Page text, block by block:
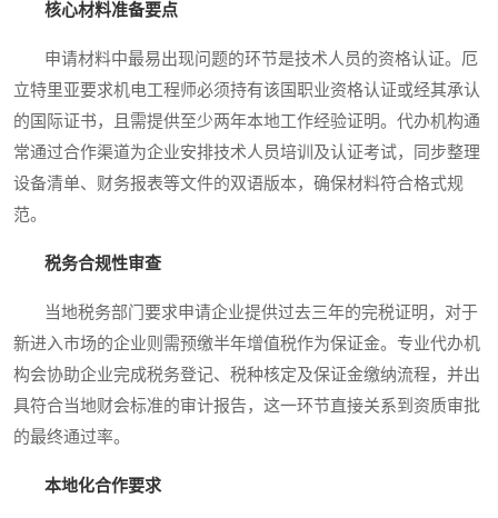
核心材料准备要点
申请材料中最易出现问题的环节是技术人员的资格认证。厄
立特里亚要求机电工程师必须持有该国职业资格认证或经其承认
的国际证书，且需提供至少两年本地工作经验证明。代办机构通
常通过合作渠道为企业安排技术人员培训及认证考试，同步整理
设备清单、财务报表等文件的双语版本，确保材料符合格式规
范。
税务合规性审查
当地税务部门要求申请企业提供过去三年的完税证明，对于
新进入市场的企业则需预缴半年增值税作为保证金。专业代办机
构会协助企业完成税务登记、税种核定及保证金缴纳流程，并出
具符合当地财会标准的审计报告，这一环节直接关系到资质审批
的最终通过率。
本地化合作要求